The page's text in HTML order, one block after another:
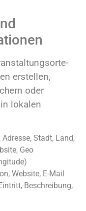
erstellen,
oder
lokalen
Stadt, Land,
Geo
Website, E-Mail
Beschreibung,